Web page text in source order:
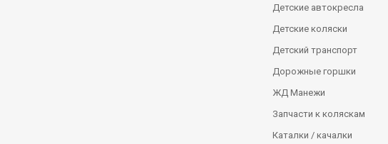
Детские автокресла
Детские коляски
Детский транспорт
Дорожные горшки
ЖД Манежи
Запчасти к коляскам
Каталки / качалки